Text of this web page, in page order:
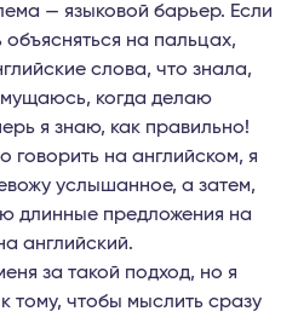
— языковой барьер. Если
на пальцах,
слова, что знала,
когда делаю
я знаю, как правильно!
говорить на английском, я
услышанное, а затем,
длинные предложения на
английский.
за такой подход, но я
тому, чтобы мыслить сразу